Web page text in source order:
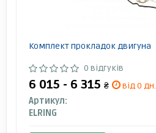
Комплект прокладок двигуна
0 відгуків
6 015 - 6 315 ₴
від 0 дн.
Артикул:
ELRING